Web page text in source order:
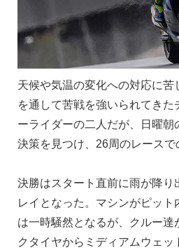
天候や気温の変化への対応に苦
を通して苦戦を強いられてきた
ーライダーの二人だが、日曜朝
決策を見つけ、26周のレースで
決勝はスタート直前に雨が降り
レイとなった。マシンがピット
は一時騒然となるが、クルー達
クタイヤからミディアムウェッ